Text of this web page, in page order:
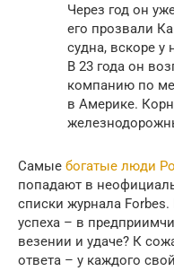
Через год он
его прозвали
судна, вскоре
В 23 года он
компанию по
в Америке.
Самые богатые люди
попадают в
списки журнала Forbes.
успеха – в
везении и удаче? К
ответа – у каждого